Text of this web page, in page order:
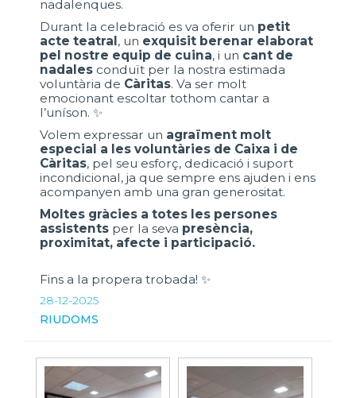
nadalenques.
Durant la celebració es va oferir un petit
acte teatral, un exquisit berenar elaborat
pel nostre equip de cuina, i un cant de
nadales conduït per la nostra estimada
voluntària de Càritas. Va ser molt
emocionant escoltar tothom cantar a
l’uníson. ✨
Volem expressar un agraïment molt
especial a les voluntàries de Caixa i de
Càritas, pel seu esforç, dedicació i suport
incondicional, ja que sempre ens ajuden i ens
acompanyen amb una gran generositat.
Moltes gràcies a totes les persones
assistents per la seva presència,
proximitat, afecte i participació.
Fins a la propera trobada! ✨
28-12-2025
RIUDOMS